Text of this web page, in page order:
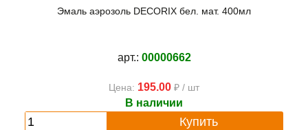
Эмаль аэрозоль DECORIX бел. мат. 400мл
арт.: 00000662
Цена: 195.00 ₽ / шт
В наличии
Купить